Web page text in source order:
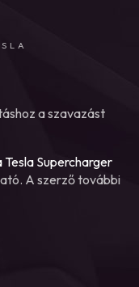
a szavazást
Tesla Supercharger
A szerző további